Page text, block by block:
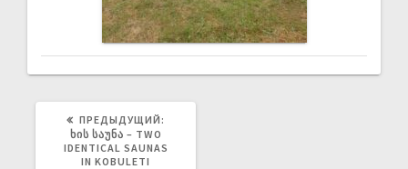
ПРЕДЫДУЩИЙ:
ᲮᲘᲡ ᲡᲐᲣᲜᲐ – TWO
IDENTICAL SAUNAS
IN KOBULETI